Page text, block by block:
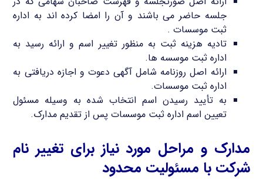
جلسه حاضر می باشند و آن را امضا کرده اند به اداره
ثبت موسسات .
تادیه هزینه ثبت به منظور تغییر اسم و ارائه رسید به
اداره ثبت موسسه ها.
ارائه اصل روزنامه شامل آگهی دعوت و اجازه دریافتی به
اداره ثبت موسسات.
به تأیید رسیدن اسم انتخاب شده به وسیله مسئول
تعیین اسم اداره ثبت موسسات پس از تقدیم مدارک.
مدارک و مراحل مورد نیاز برای تغییر نام
شرکت با مسئولیت محدود